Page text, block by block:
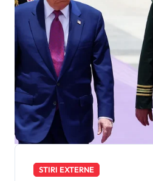
STIRI EXTERNE